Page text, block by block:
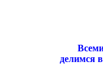
делимся